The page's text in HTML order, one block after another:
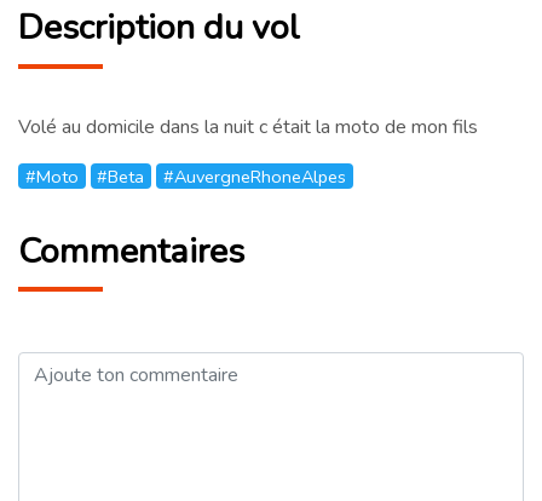
Description du vol
Volé au domicile dans la nuit c était la moto de mon fils
#Moto #Beta #AuvergneRhoneAlpes
Commentaires